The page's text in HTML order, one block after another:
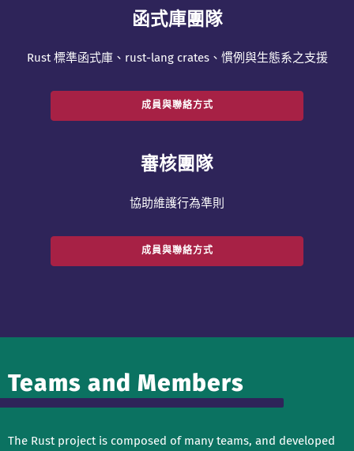
函式庫團隊
Rust 標準函式庫、rust-lang crates、慣例與生態系之支援
成員與聯絡方式
審核團隊
協助維護行為準則
成員與聯絡方式
Teams and Members
The Rust project is composed of many teams, and developed